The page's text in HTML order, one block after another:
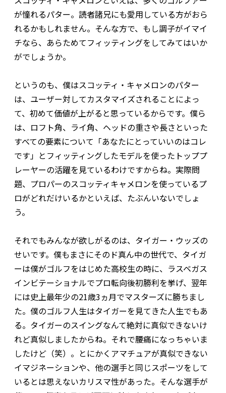
が憧れるパター。読者諸兄にも愛用している方がおら
れるかもしれません。そんな方で、もし調子がイマイ
チなら、あらためてフィッティングをしてみてはいか
がでしょうか。
というのも、僕はスコッティ・キャメロンのパター
は、ユーザー対してカスタマイズされることによっ
て、初めて価値が上がると思っているからです。僕ら
は、ロフト角、ライ角、ヘッドの重さや長さといった
すべての要素について「あなたにとっていいのはコレ
です」とフィッティングしたモデルを使ったトッププ
レーヤーの活躍を見ているわけですからね。実際問
題、プロパーのスコッティキャメロンを使っているプ
ロがどれだけいるかといえば、たぶんいないでしょ
う。
それでもみんなが欲しがるのは、タイガー・ウッズの
せいです。僕もまさにそのド真ん中の世代で、タイガ
ーは僕がゴルフをはじめた高校生の時に、ラスベガス
インビテーショナルでプロ転向後初勝利を挙げ、翌年
には史上最年少の21歳3ヵ月でマスターズに勝ちまし
た。僕のゴルフ人生はタイガーを見てきた人生でもあ
る。タイガーのスイングなんて絶対に真似できないけ
れど真似しましたからね。それで腰痛になっちゃいま
したけど（笑）。とにかくアマチュアが真似できない
イマジネーションや、他の選手と同じスポーツをして
いるとは思えないカリスマ性があった。そんな選手が